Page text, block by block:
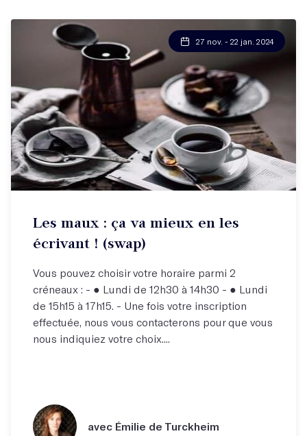
27 nov. - 22 jan. 2024
Les maux : ça va mieux en les
écrivant ! (swap)
Vous pouvez choisir votre horaire parmi 2
créneaux : - ● Lundi de 12h30 à 14h30 - ● Lundi
de 15h15 à 17h15. - Une fois votre inscription
effectuée, nous vous contacterons pour que vous
nous indiquiez votre choix....
avec Émilie de Turckheim